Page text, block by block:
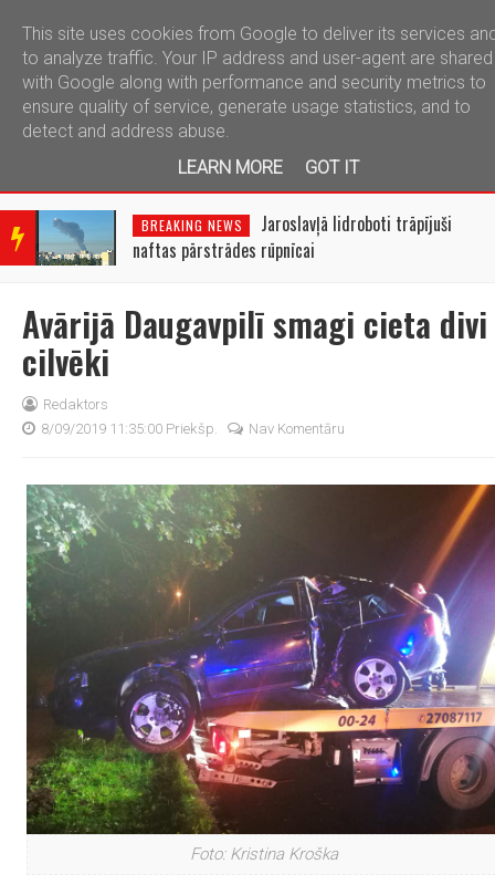
telegram
BRE
AKIN
NEW
BREAKING NEWS
Jaroslavļā lidroboti trāpījuši
naftas pārstrādes rūpnīcai
Avārijā Daugavpilī smagi cieta divi
cilvēki
Redaktors
8/09/2019 11:35:00 Priekšp.
Nav Komentāru
Foto: Kristina Kroška
This site uses cookies from Google to deliver its services
to analyze traffic. Your IP address and user-agent are shared
with Google along with performance and security metrics to
ensure quality of service, generate usage statistics, and to
detect and address abuse.
LEARN MORE
GOT IT